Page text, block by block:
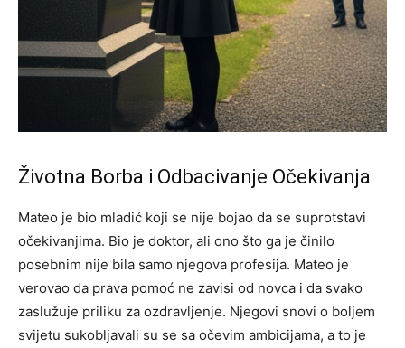
Životna Borba i Odbacivanje Očekivanja
Mateo je bio mladić koji se nije bojao da se suprotstavi
očekivanjima. Bio je doktor, ali ono što ga je činilo
posebnim nije bila samo njegova profesija. Mateo je
verovao da prava pomoć ne zavisi od novca i da svako
zaslužuje priliku za ozdravljenje. Njegovi snovi o boljem
svijetu sukobljavali su se sa očevim ambicijama, a to je